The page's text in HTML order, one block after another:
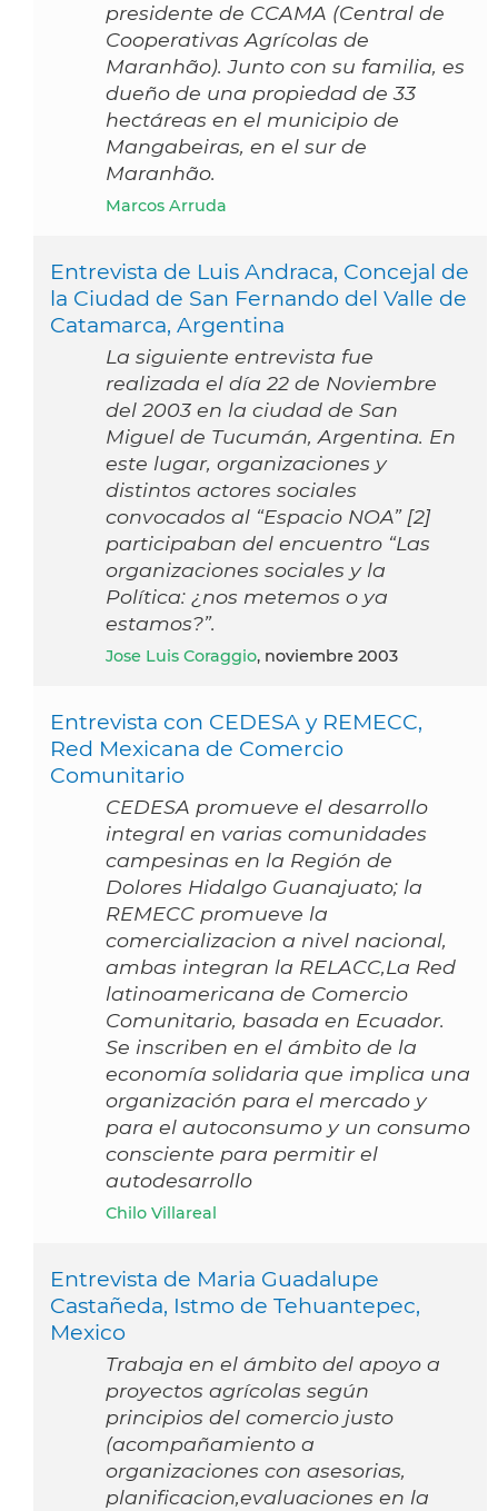
presidente de CCAMA (Central de
Cooperativas Agrícolas de
Maranhão). Junto con su familia, es
dueño de una propiedad de 33
hectáreas en el municipio de
Mangabeiras, en el sur de
Maranhão.
Marcos Arruda
Entrevista de Luis Andraca, Concejal de
la Ciudad de San Fernando del Valle de
Catamarca, Argentina
La siguiente entrevista fue
realizada el día 22 de Noviembre
del 2003 en la ciudad de San
Miguel de Tucumán, Argentina. En
este lugar, organizaciones y
distintos actores sociales
convocados al “Espacio NOA” [2]
participaban del encuentro “Las
organizaciones sociales y la
Política: ¿nos metemos o ya
estamos?”.
Jose Luis Coraggio, noviembre 2003
Entrevista con CEDESA y REMECC,
Red Mexicana de Comercio
Comunitario
CEDESA promueve el desarrollo
integral en varias comunidades
campesinas en la Región de
Dolores Hidalgo Guanajuato; la
REMECC promueve la
comercializacion a nivel nacional,
ambas integran la RELACC,La Red
latinoamericana de Comercio
Comunitario, basada en Ecuador.
Se inscriben en el ámbito de la
economía solidaria que implica una
organización para el mercado y
para el autoconsumo y un consumo
consciente para permitir el
autodesarrollo
Chilo Villareal
Entrevista de Maria Guadalupe
Castañeda, Istmo de Tehuantepec,
Mexico
Trabaja en el ámbito del apoyo a
proyectos agrícolas según
principios del comercio justo
(acompañamiento a
organizaciones con asesorias,
planificacion,evaluaciones en la